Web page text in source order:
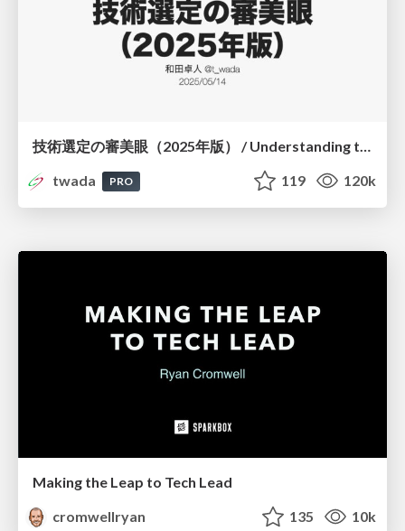
技術選定の審美眼（2025年版） / Understanding the Spiral of Technologies 2025 edition
twada
PRO 119 120k
Making the Leap to Tech Lead
cromwellryan
135 10k